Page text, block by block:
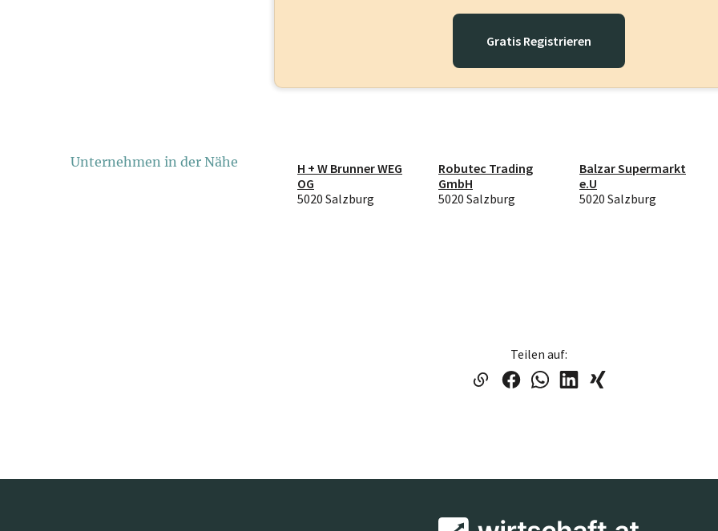
Gratis Registrieren
Unternehmen in der Nähe
H + W Brunner WEG
OG
5020 Salzburg
Robutec Trading
GmbH
5020 Salzburg
Balzar Supermarkt
e.U
5020 Salzburg
Teilen auf: